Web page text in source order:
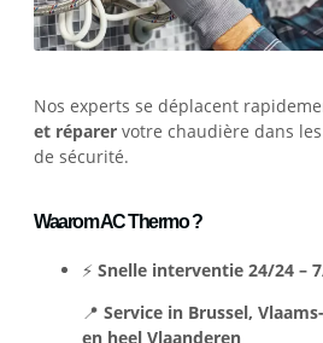
Nos experts se déplacent
et réparer votre chaudière dans
de sécurité.
Waarom AC Thermo ?
⚡ Snelle interventie 24/24 –
📍 Service in Brussel,
en heel Vlaanderen